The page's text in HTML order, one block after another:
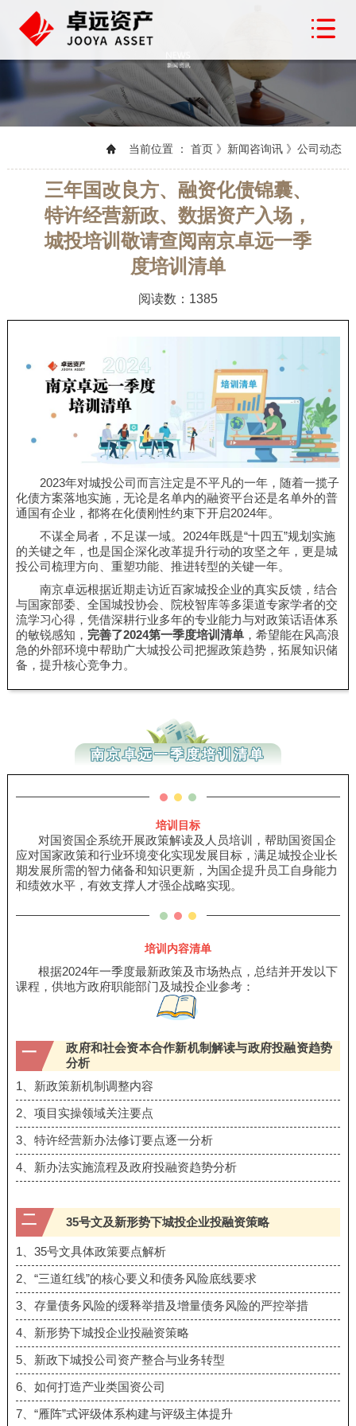
当前位置 ： 首页 》新闻咨询讯 》公司动态
三年国改良方、融资化债锦囊、
特许经营新政、数据资产入场，
城投培训敬请查阅南京卓远一季
度培训清单
阅读数：1385
2023年对城投公司而言注定是不平凡的一年，随着一揽子
化债方案落地实施，无论是名单内的融资平台还是名单外的普
通国有企业，都将在化债刚性约束下开启2024年。
不谋全局者，不足谋一域。2024年既是“十四五”规划实施
的关键之年，也是国企深化改革提升行动的攻坚之年，更是城
投公司梳理方向、重塑功能、推进转型的关键一年。
南京卓远根据近期走访近百家城投企业的真实反馈，结合
与国家部委、全国城投协会、院校智库等多渠道专家学者的交
流学习心得，凭借深耕行业多年的专业能力与对政策话语体系
的敏锐感知， 完善了2024第一季度培训清单，希望能在风高浪
急的外部环境中帮助广大城投公司把握政策趋势，拓展知识储
备，提升核心竞争力。
南京卓远一季度培训清单
培训目标
对国资国企系统开展政策解读及⼈员培训，帮助国资国企
应对国家政策和⾏业环境变化实现发展⽬标，满⾜城投企业⻓
期发展所需的智⼒储备和知识更新，为国企提升员⼯⾃⾝能⼒
和绩效⽔平，有效⽀撑⼈才强企战略实现。
培训内容清单
根据2024年一季度最新政策及市场热点，总结并开发以下
课程，供地方政府职能部门及城投企业参考：
一
政府和社会资本合作新机制解读与政府投融资趋势
分析
1、新政策新机制调整内容
2、项⽬实操领域关注要点
3、特许经营新办法修订要点逐⼀分析
4、新办法实施流程及政府投融资趋势分析
二 35号文及新形势下城投企业投融资策略
1、35号⽂具体政策要点解析
2、“三道红线”的核⼼要义和债务⻛险底线要求
3、存量债务⻛险的缓释举措及增量债务⻛险的严控举措
4、新形势下城投企业投融资策略
5、新政下城投公司资产整合与业务转型
6、如何打造产业类国资公司
7、“雁阵”式评级体系构建与评级主体提升